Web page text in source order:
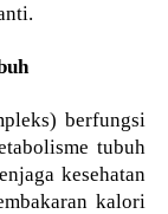
berfungsi
tubuh
kesehatan
kalori